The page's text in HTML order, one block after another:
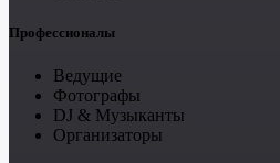
Профессионалы
Ведущие
Фотографы
DJ & Музыканты
Организаторы